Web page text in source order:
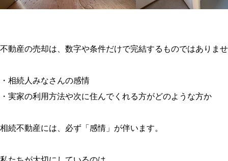
不動産の売却は、数字や条件だけで完結するものではありま
・相続人みなさんの感情
・実家の利用方法や次に住んでくれる方がどのような方か
相続不動産には、必ず「感情」が伴います。